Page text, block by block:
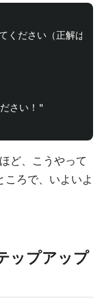
ください（正解は
さい！"
ど、こうやって
ろで、いよいよ
ップアップ